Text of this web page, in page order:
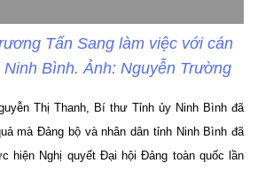
Tấn Sang làm việc với cán
Bình. Ảnh: Nguyễn Trường
Thị Thanh, Bí thư Tỉnh ủy Ninh Bình đã
mà Đảng bộ và nhân dân tỉnh Ninh Bình đã
hiện Nghị quyết Đại hội Đảng toàn quốc lần